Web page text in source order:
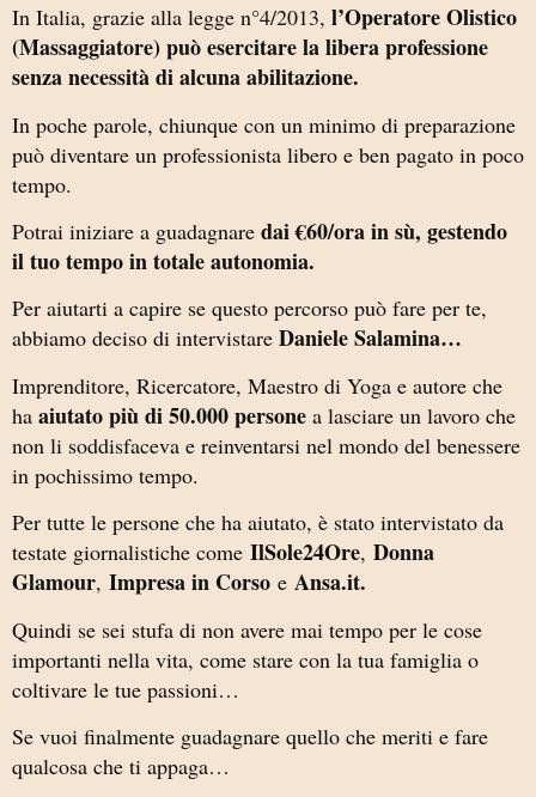
In Italia, grazie alla legge n°4/2013, l’Operatore Olistico
(Massaggiatore) può esercitare la libera professione
senza necessità di alcuna abilitazione.
In poche parole, chiunque con un minimo di preparazione
può diventare un professionista libero e ben pagato in poco
tempo.
Potrai iniziare a guadagnare dai €60/ora in sù, gestendo
il tuo tempo in totale autonomia.
Per aiutarti a capire se questo percorso può fare per te,
abbiamo deciso di intervistare Daniele Salamina…
Imprenditore, Ricercatore, Maestro di Yoga e autore che
ha aiutato più di 50.000 persone a lasciare un lavoro che
non li soddisfaceva e reinventarsi nel mondo del benessere
in pochissimo tempo.
Per tutte le persone che ha aiutato, è stato intervistato da
testate giornalistiche come IlSole24Ore, Donna
Glamour, Impresa in Corso e Ansa.it.
Quindi se sei stufa di non avere mai tempo per le cose
importanti nella vita, come stare con la tua famiglia o
coltivare le tue passioni…
Se vuoi finalmente guadagnare quello che meriti e fare
qualcosa che ti appaga…